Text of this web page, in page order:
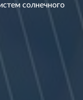
солнечного